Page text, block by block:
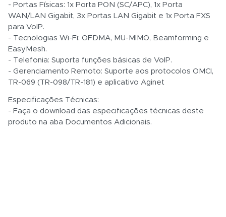
- Portas Físicas: 1x Porta PON (SC/APC), 1x Porta
WAN/LAN Gigabit, 3x Portas LAN Gigabit e 1x Porta FXS
para VoIP.
- Tecnologias Wi-Fi: OFDMA, MU-MIMO, Beamforming e
EasyMesh.
- Telefonia: Suporta funções básicas de VoIP.
- Gerenciamento Remoto: Suporte aos protocolos OMCI,
TR-069 (TR-098/TR-181) e aplicativo Aginet
Especificações Técnicas:
- Faça o download das especificações técnicas deste
produto na aba Documentos Adicionais.